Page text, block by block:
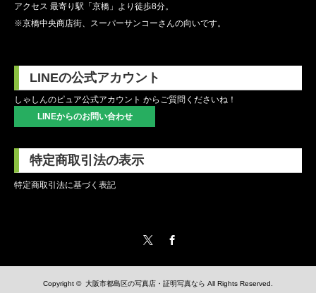
アクセス 最寄り駅「京橋」より徒歩8分。
※京橋中央商店街、スーパーサンコーさんの向いです。
LINEの公式アカウント
しゃしんのピュア公式アカウント からご質問くださいね！
LINEからのお問い合わせ
特定商取引法の表示
特定商取引法に基づく表記
Copyright © 大阪市都島区の写真店・証明写真なら All Rights Reserved.